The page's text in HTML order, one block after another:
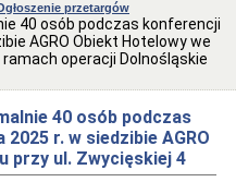
przetargów
40 osób podczas konferencji
AGRO Obiekt Hotelowy we
operacji Dolnośląskie
40 osób podczas
r. w siedzibie AGRO
przy ul. Zwycięskiej 4